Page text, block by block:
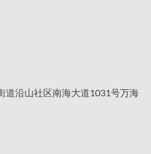
道沿山社区南海大道1031号万海